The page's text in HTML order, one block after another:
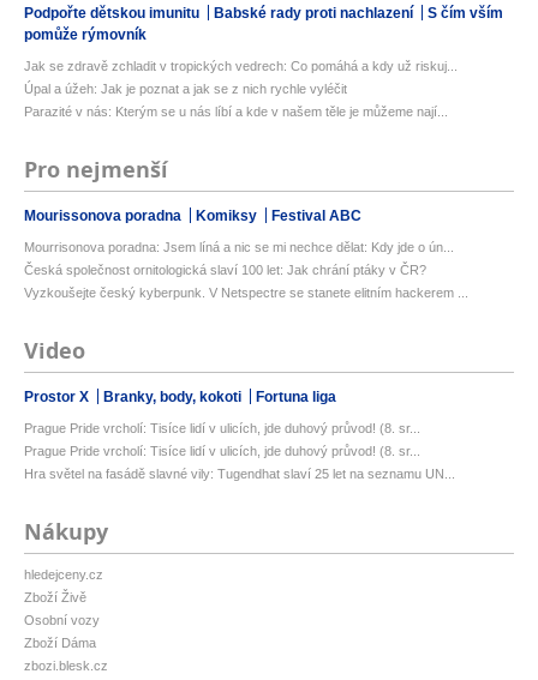
Podpořte dětskou imunitu Babské rady proti nachlazení
S čím vším
pomůže rýmovník
Jak se zdravě zchladit v tropických vedrech: Co pomáhá a kdy už riskuj...
Úpal a úžeh: Jak je poznat a jak se z nich rychle vyléčit
Parazité v nás: Kterým se u nás líbí a kde v našem těle je můžeme nají...
Pro nejmenší
Mourissonova poradna Komiksy Festival ABC
Mourrisonova poradna: Jsem líná a nic se mi nechce dělat: Kdy jde o ún...
Česká společnost ornitologická slaví 100 let: Jak chrání ptáky v ČR?
Vyzkoušejte český kyberpunk. V Netspectre se stanete elitním hackerem ...
Video
Prostor X Branky, body, kokoti Fortuna liga
Prague Pride vrcholí: Tisíce lidí v ulicích, jde duhový průvod! (8. sr...
Prague Pride vrcholí: Tisíce lidí v ulicích, jde duhový průvod! (8. sr...
Hra světel na fasádě slavné vily: Tugendhat slaví 25 let na seznamu UN...
Nákupy
hledejceny.cz
Zboží Živě
Osobní vozy
Zboží Dáma
zbozi.blesk.cz